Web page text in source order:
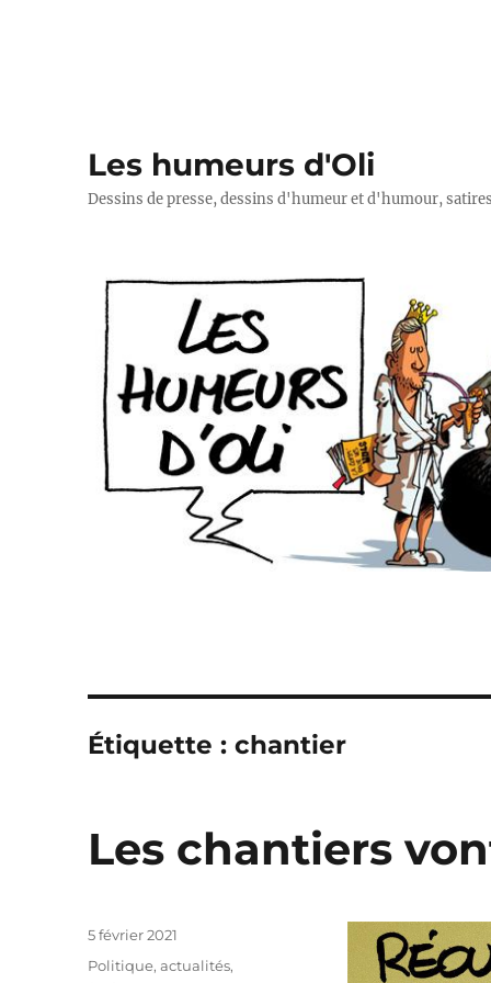
Les humeurs d'Oli
Dessins de presse, dessins d'humeur et d'humour,
Étiquette :chantier
Les chantiers
Publié
5 février 2021
Catégories
Politique, actualités,